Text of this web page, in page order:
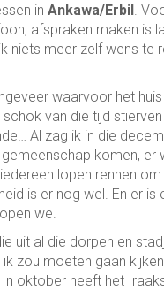
in Ankawa/Erbil .
afspraken maken is
meer zelf wens te
waarvoor het
van die tijd
Al zag ik in die
komen, er
lopen rennen
is er nog wel. En er
we.
uit al die dorpen en
zou moeten gaan
oktober heeft het